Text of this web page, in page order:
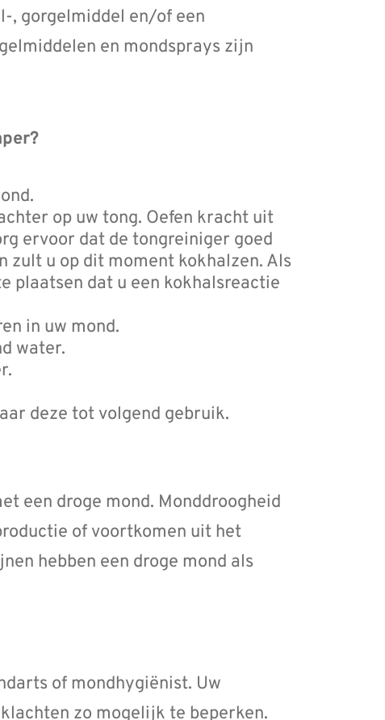
, gorgelmiddel en/of een
en mondsprays zijn
op uw tong. Oefen kracht uit
ervoor dat de tongreiniger goed
zult u op dit moment kokhalzen. Als
plaatsen dat u een kokhalsreactie
in uw mond.
water.
deze tot volgend gebruik.
een droge mond. Monddroogheid
of voortkomen uit het
hebben een droge mond als
of mondhygiënist. Uw
zo mogelijk te beperken.